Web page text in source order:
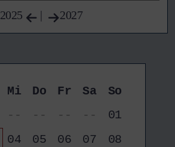
2025 | 2027
Mi Do Fr Sa
So
-- -- -- --
01
04 05 06 07
08